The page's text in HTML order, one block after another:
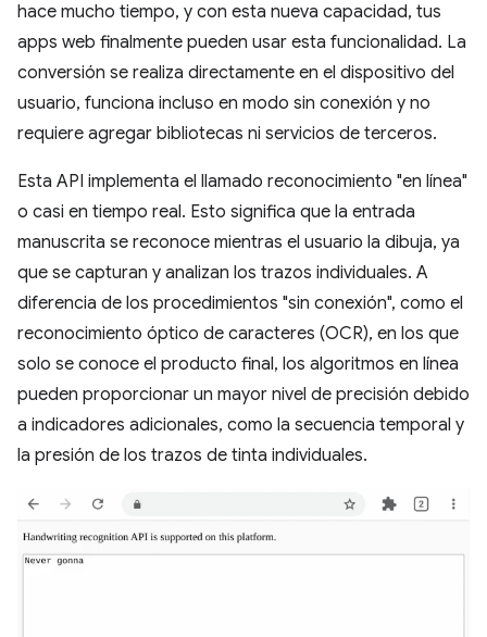
hace mucho tiempo, y con esta nueva capacidad, tus
apps web finalmente pueden usar esta funcionalidad. La
conversión se realiza directamente en el dispositivo del
usuario, funciona incluso en modo sin conexión y no
requiere agregar bibliotecas ni servicios de terceros.
Esta API implementa el llamado reconocimiento "en línea"
o casi en tiempo real. Esto significa que la entrada
manuscrita se reconoce mientras el usuario la dibuja, ya
que se capturan y analizan los trazos individuales. A
diferencia de los procedimientos "sin conexión", como el
reconocimiento óptico de caracteres (OCR), en los que
solo se conoce el producto final, los algoritmos en línea
pueden proporcionar un mayor nivel de precisión debido
a indicadores adicionales, como la secuencia temporal y
la presión de los trazos de tinta individuales.